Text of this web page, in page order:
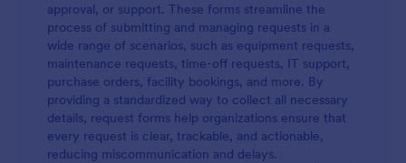
approval, or support. These forms streamline the
process of submitting and managing requests in a
wide range of scenarios, such as equipment requests,
maintenance requests, time-off requests, IT support,
purchase orders, facility bookings, and more. By
providing a standardized way to collect all necessary
details, request forms help organizations ensure that
every request is clear, trackable, and actionable,
reducing miscommunication and delays.